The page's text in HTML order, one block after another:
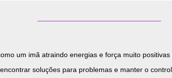
um imã atraindo energias e força muito positivas
soluções para problemas e manter o